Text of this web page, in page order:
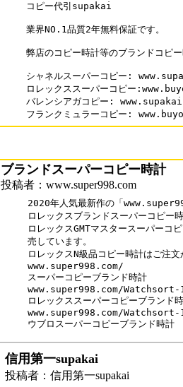
コピー代引supakai
業界NO.1品質2年無料保証です。
弊店のコピー時計等のブランドコピ
シャネルスーパーコピー:
ロレックススーパーコピー
バレンシアガコピー:
フランクミュラーコピー:
ブランドスーパーコピー時計
投稿者：www.super998.com
2020年人気最新作の「
ロレックスブランドスーパーコピー
ロレックスGMTマスタースーパーコ
売しています。
ロレックスN級品コピー時計はご注
www.super998.com/
スーパーコピーブランド時計
www.super998.com/
ロレックススーパーコピーブランド
www.super998.com/
ウブロスーパーコピーブランド時計
信用第一supakai
投稿者：信用第一supakai